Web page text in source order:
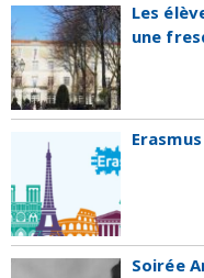
Les
une
Soirée